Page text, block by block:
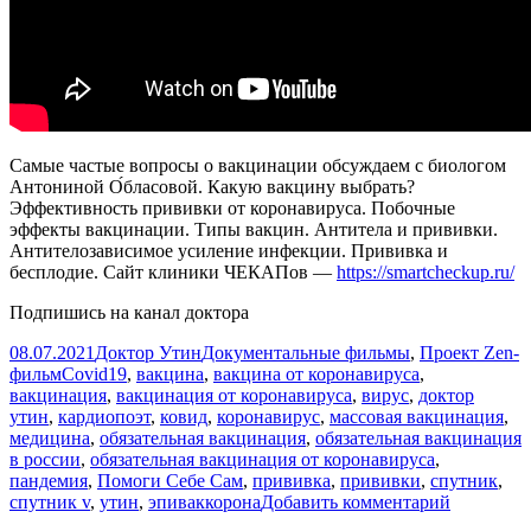
Самые частые вопросы о вакцинации обсуждаем с биологом
Антониной О́бласовой. Какую вакцину выбрать?
Эффективность прививки от коронавируса. Побочные
эффекты вакцинации. Типы вакцин. Антитела и прививки.
Антителозависимое усиление инфекции. Прививка и
бесплодие. Сайт клиники ЧЕКАПов — https://smartcheckup.ru/
Подпишись на канал доктора
Опубликовано
08.07.2021 Автор
Доктор УтинРубрики
Документальные фильмы, Проект Zen-
фильмМетки
Covid19, вакцина, вакцина от коронавируса,
вакцинация, вакцинация от коронавируса, вирус, доктор
утин, кардиопоэт, ковид, коронавирус, массовая вакцинация,
медицина, обязательная вакцинация, обязательная вакцинация
в россии, обязательная вакцинация от коронавируса,
пандемия, Помоги Себе Сам, прививка, прививки, спутник,
спутник v, утин, эпиваккоронаДобавить комментарий